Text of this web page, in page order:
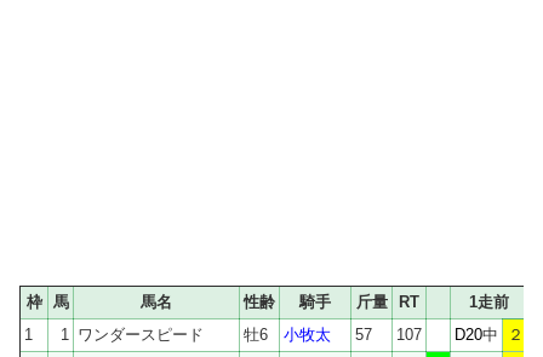
枠 馬 馬名 性齢 騎手 斤量 RT
1走前
1
1 ワンダースピード 牡6 小牧太 57 107 D20中 ２